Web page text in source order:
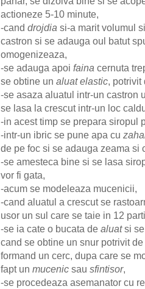
actioneze 5-10 minute,
-cand drojdia si-a marit volumul
castron si se adauga oul batut
omogenizeaza,
-se adauga apoi faina cernuta
se obtine un aluat elastic, potrivit
-se asaza aluatul intr-un castron
se lasa la crescut intr-un loc
-in acest timp se prepara siropul
-intr-un ibric se pune apa cu
de pe foc si se adauga zeama si
-se amesteca bine si se lasa
vor fi gata,
-acum se modeleaza mucenicii,
-cand aluatul a crescut se
usor un sul care se taie in 12
-se ia cate o bucata de aluatsi se
cand se obtine un snur potrivit
formand un cerc, dupa care se
fapt un mucenic sau sfintisor,
-se procedeaza asemanator cu